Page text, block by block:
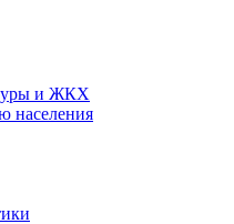
и ЖКХ
населения